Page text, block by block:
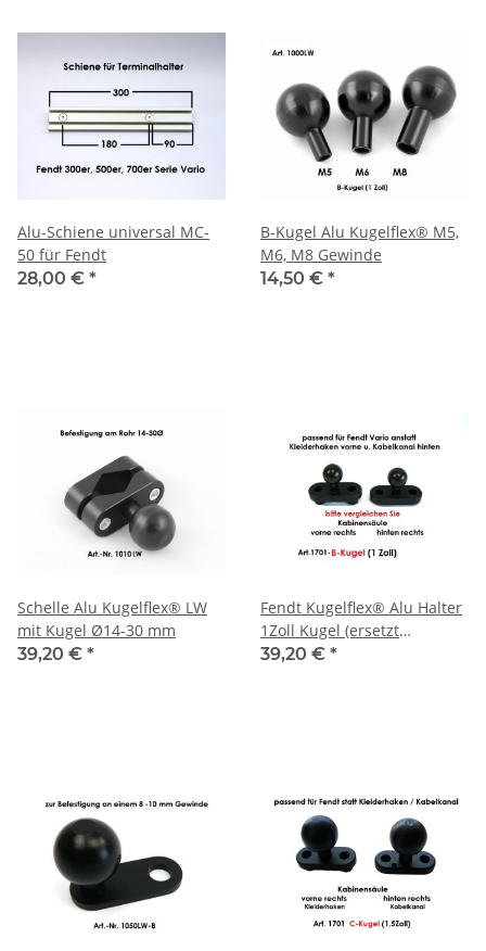
Alu-Schiene universal MC-
50 für Fendt
28,00 € *
B-Kugel Alu Kugelflex® M5,
M6, M8 Gewinde
14,50 € *
Schelle Alu Kugelflex® LW
mit Kugel Ø14-30 mm
39,20 € *
Fendt Kugelflex® Alu Halter
1Zoll Kugel (ersetzt
Kleiderhaken) an der
39,20 € *